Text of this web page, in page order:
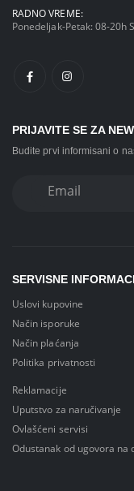
RADNO VREME:
Ponedeljak-Petak: 08-20h
PRIJAVITE SE ZA
Budite prvi informisani o
SERVISNE
Uslovi kupovine
Način isporuke
Način plaćanja
Politika privatnosti
Reklamacije
Uputstvo za naručivanje
Ovlašćeni servisi
Odustanak od ugovora na